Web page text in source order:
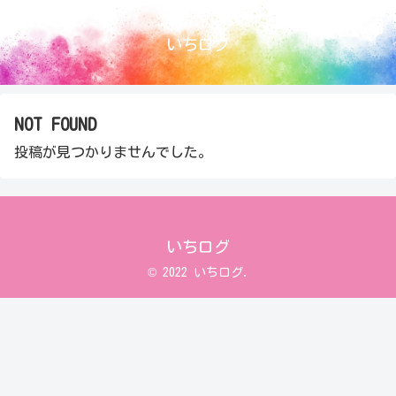
いちログ
NOT FOUND
投稿が見つかりませんでした。
いちログ
© 2022 いちログ.